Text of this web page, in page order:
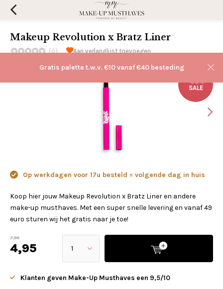
Gratis palette t.w.v. €10 vanaf €40 besteding
Makeup Revolution x Bratz Liner
(0) Aan verlanglijst toevoegen
-38%
SALE
Op werkdagen voor 17u besteld = volgende dag in huis
Koop hier jouw Makeup Revolution x Bratz Liner en andere
make-up musthaves. Met een super snelle levering en vanaf 49
euro sturen wij het gratis naar je toe!
7,95
4,95
Klanten geven Make-Up Musthaves een 9,5/10